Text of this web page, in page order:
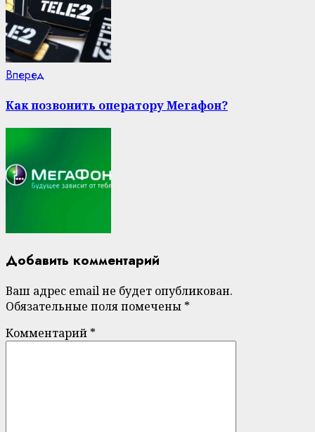
Вперед
Как позвонить оператору Мегафон?
Добавить комментарий
Ваш адрес email не будет опубликован.
Обязательные поля помечены *
Комментарий *